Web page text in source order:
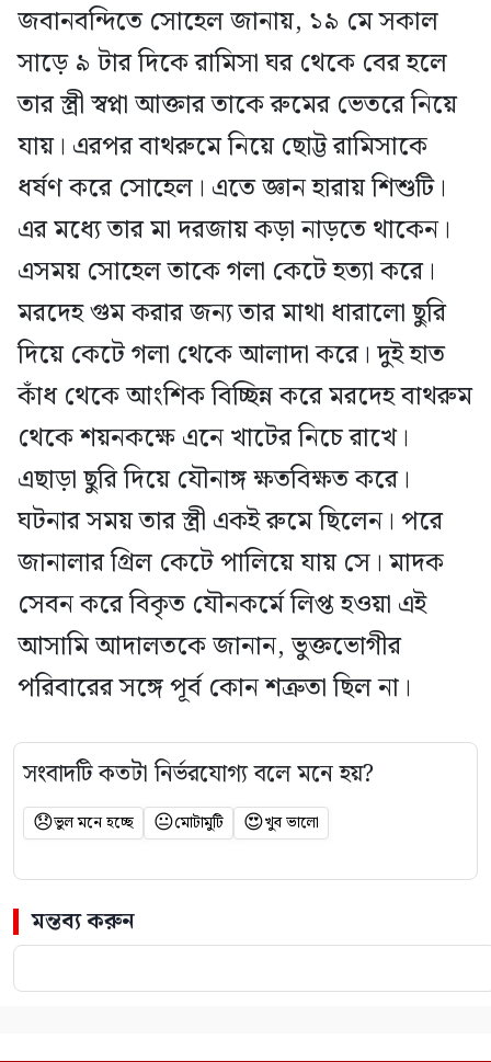
জবানবন্দিতে সোহেল জানায়, ১৯ মে সকাল
সাড়ে ৯ টার দিকে রামিসা ঘর থেকে বের হলে
তার স্ত্রী স্বপ্না আক্তার তাকে রুমের ভেতরে নিয়ে
যায়। এরপর বাথরুমে নিয়ে ছোট্ট রামিসাকে
ধর্ষণ করে সোহেল। এতে জ্ঞান হারায় শিশুটি।
এর মধ্যে তার মা দরজায় কড়া নাড়তে থাকেন।
এসময় সোহেল তাকে গলা কেটে হত্যা করে।
মরদেহ গুম করার জন্য তার মাথা ধারালো ছুরি
দিয়ে কেটে গলা থেকে আলাদা করে। দুই হাত
কাঁধ থেকে আংশিক বিচ্ছিন্ন করে মরদেহ বাথরুম
থেকে শয়নকক্ষে এনে খাটের নিচে রাখে।
এছাড়া ছুরি দিয়ে যৌনাঙ্গ ক্ষতবিক্ষত করে।
ঘটনার সময় তার স্ত্রী একই রুমে ছিলেন। পরে
জানালার গ্রিল কেটে পালিয়ে যায় সে। মাদক
সেবন করে বিকৃত যৌনকর্মে লিপ্ত হওয়া এই
আসামি আদালতকে জানান, ভুক্তভোগীর
পরিবারের সঙ্গে পূর্ব কোন শত্রুতা ছিল না।
সংবাদটি কতটা নির্ভরযোগ্য বলে মনে হয়?
😞ভুল মনে হচ্ছে 😐মোটামুটি 😍খুব ভালো
মন্তব্য করুন